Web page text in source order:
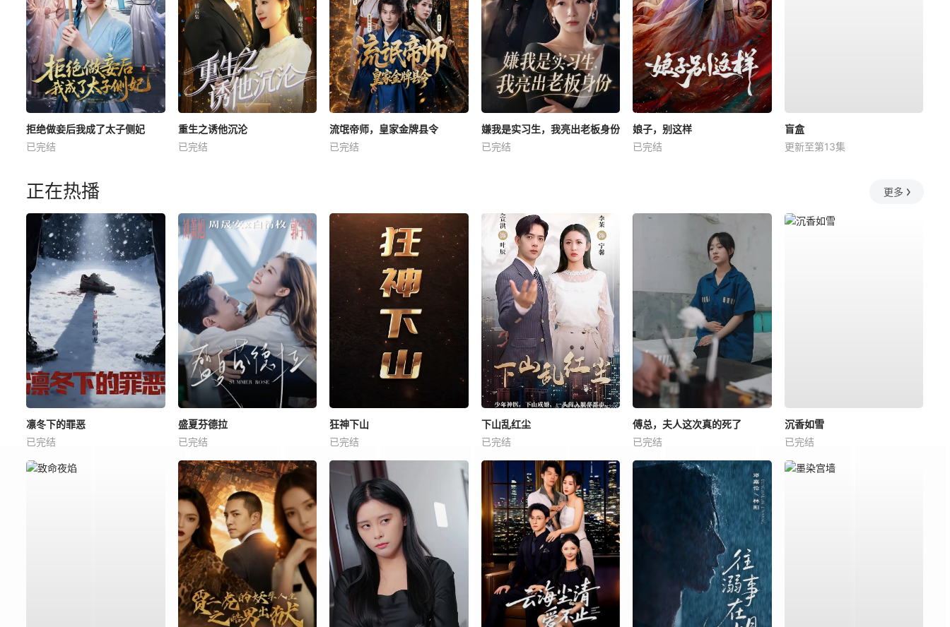
拒绝做妾后我成了太子侧妃
已完结
重生之诱他沉沦
已完结
流氓帝师，皇家金牌县令
已完结
嫌我是实习生，我亮出老板身份
已完结
娘子，别这样
已完结
盲盒
更新至第13集
正在热播 更多
凛冬下的罪恶
已完结
盛夏芬德拉
已完结
狂神下山
已完结
下山乱红尘
已完结
傅总，夫人这次真的死了
已完结
沉香如雪
已完结